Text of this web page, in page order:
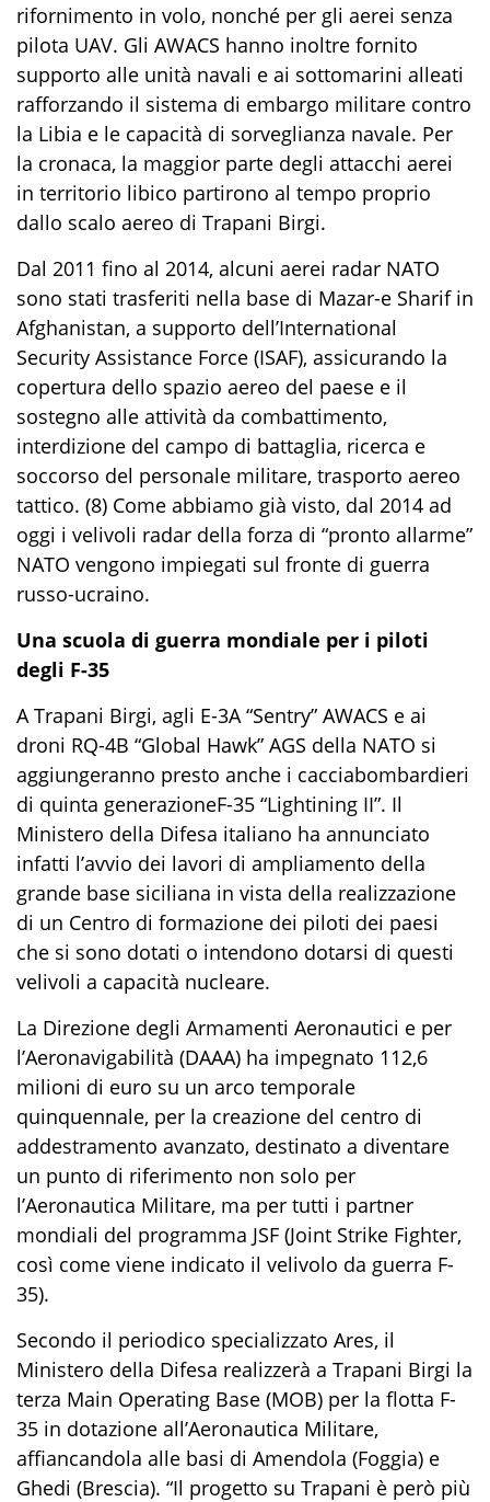
rifornimento in volo, nonché per gli aerei senza
pilota UAV. Gli AWACS hanno inoltre fornito
supporto alle unità navali e ai sottomarini alleati
rafforzando il sistema di embargo militare contro
la Libia e le capacità di sorveglianza navale. Per
la cronaca, la maggior parte degli attacchi aerei
in territorio libico partirono al tempo proprio
dallo scalo aereo di Trapani Birgi.
Dal 2011 fino al 2014, alcuni aerei radar NATO
sono stati trasferiti nella base di Mazar-e Sharifin
Afghanistan, a supporto dell’International
Security Assistance Force (ISAF), assicurando la
copertura dello spazio aereo del paese e il
sostegno alle attività da combattimento,
interdizione del campo di battaglia, ricerca e
soccorso del personale militare, trasporto aereo
tattico. (8) Come abbiamo già visto, dal 2014 ad
oggi i velivoli radar della forza di “pronto allarme”
NATO vengono impiegati sul fronte di guerra
russo-ucraino.
Una scuola di guerra mondiale per i piloti
degli F-35
A Trapani Birgi, agli E-3A “Sentry” AWACS e ai
droni RQ-4B “Global Hawk” AGS della NATO si
aggiungeranno presto anche i cacciabombardieri
di quinta generazioneF-35 “Lightining II”. Il
Ministero della Difesa italiano ha annunciato
infatti l’avvio dei lavori di ampliamento della
grande base siciliana in vista della realizzazione
di un Centro di formazione dei piloti dei paesi
che si sono dotati o intendono dotarsi di questi
velivoli a capacità nucleare.
La Direzione degli Armamenti Aeronautici e per
l’Aeronavigabilità (DAAA) ha impegnato 112,6
milioni di euro su un arco temporale
quinquennale, per la creazione del centro di
addestramento avanzato, destinato a diventare
un punto di riferimento non solo per
l’Aeronautica Militare, ma per tutti i partner
mondiali del programma JSF (Joint Strike Fighter,
così come viene indicato il velivolo da guerra F-
35).
Secondo il periodico specializzato Ares, il
Ministero della Difesa realizzerà a Trapani Birgi la
terza Main Operating Base (MOB) per la flotta F-
35 in dotazione all’Aeronautica Militare,
affiancandola alle basi di Amendola (Foggia) e
Ghedi (Brescia). “Il progetto su Trapani è però più